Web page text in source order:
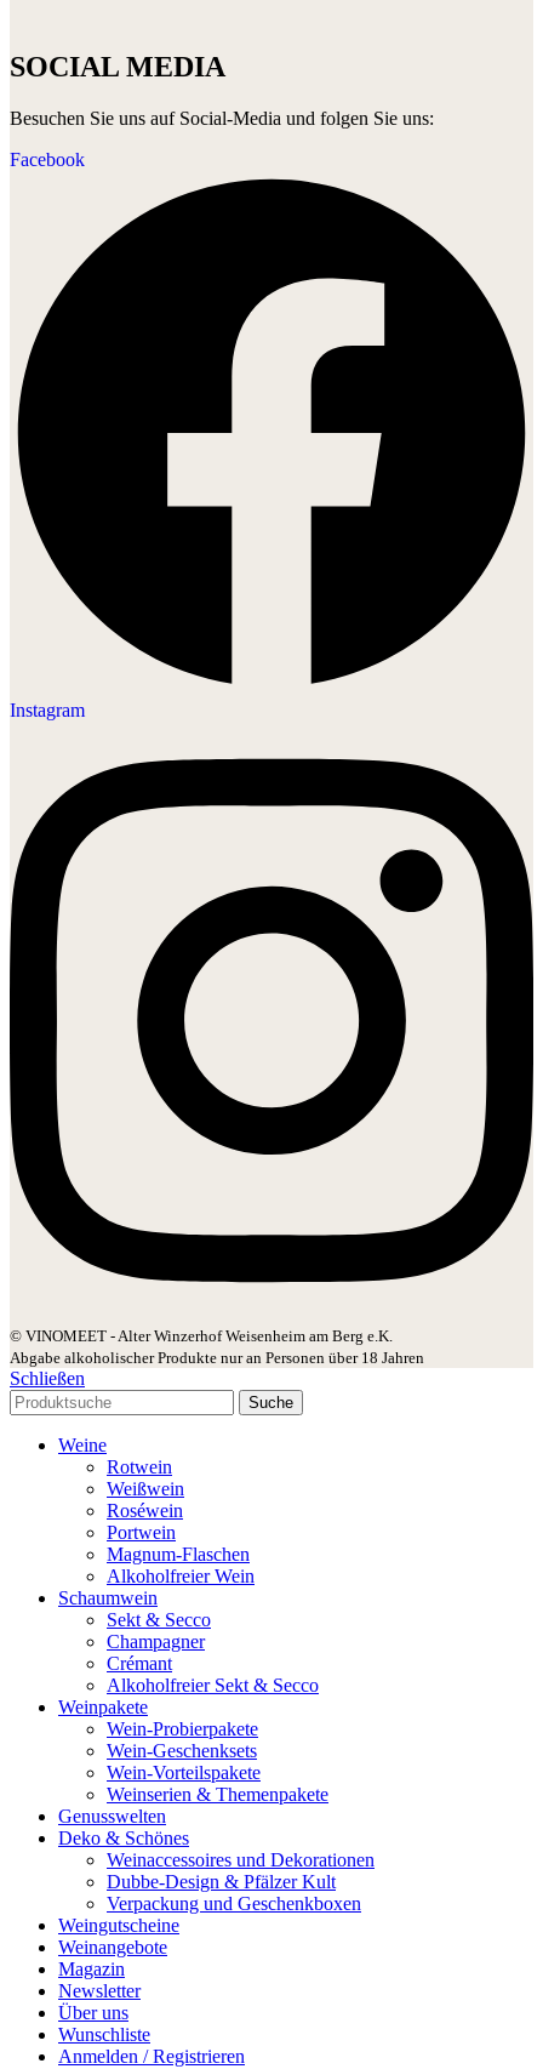
SOCIAL MEDIA
Besuchen Sie uns auf Social-Media und folgen Sie uns:
Facebook
Instagram
© VINOMEET - Alter Winzerhof Weisenheim am Berg e.K.
Abgabe alkoholischer Produkte nur an Personen über 18 Jahren
Schließen
Suche
Weine
Rotwein
Weißwein
Roséwein
Portwein
Magnum-Flaschen
Alkoholfreier Wein
Schaumwein
Sekt & Secco
Champagner
Crémant
Alkoholfreier Sekt & Secco
Weinpakete
Wein-Probierpakete
Wein-Geschenksets
Wein-Vorteilspakete
Weinserien & Themenpakete
Genusswelten
Deko & Schönes
Weinaccessoires und Dekorationen
Dubbe-Design & Pfälzer Kult
Verpackung und Geschenkboxen
Weingutscheine
Weinangebote
Magazin
Newsletter
Über uns
Wunschliste
Anmelden / Registrieren